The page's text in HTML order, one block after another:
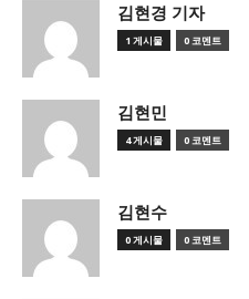
김현경 기자
1 게시물 0 코멘트
김현민
4 게시물 0 코멘트
김현수
0 게시물 0 코멘트